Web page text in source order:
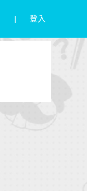
登入